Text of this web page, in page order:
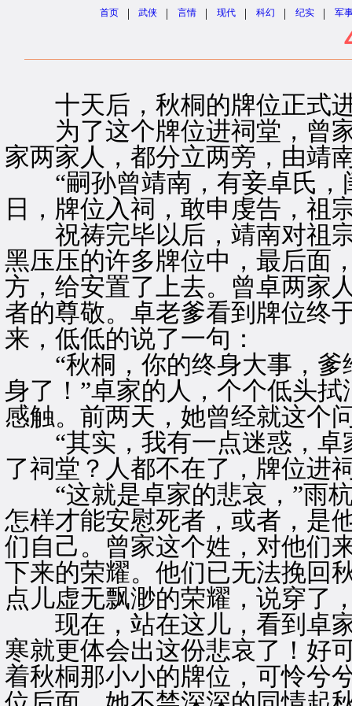
首页 | 武侠 | 言情 | 现代 | 科幻 | 纪实 | 军
十天后，秋桐的牌位正式
为了这个牌位进祠堂，曾家
家两家人，都分立两旁，由靖
“嗣孙曾靖南，有妾卓氏，
日，牌位入祠，敢申虔告，
祝祷完毕以后，靖南对祖宗
黑压压的许多牌位中，最后面
方，给安置了上去。曾卓两家
者的尊敬。卓老爹看到牌位终
来，低低的说了一句：
“秋桐，你的终身大事，爹
身了！”卓家的人，个个低头
感触。前两天，她曾经就这个
“其实，我有一点迷惑，卓
了祠堂？人都不在了，牌位进
“这就是卓家的悲哀，”雨杭
怎样才能安慰死者，或者，是
们自己。曾家这个姓，对他们
下来的荣耀。他们已无法挽回
点儿虚无飘渺的荣耀，说穿了
现在，站在这儿，看到卓家
寒就更体会出这份悲哀了！好
着秋桐那小小的牌位，可怜兮